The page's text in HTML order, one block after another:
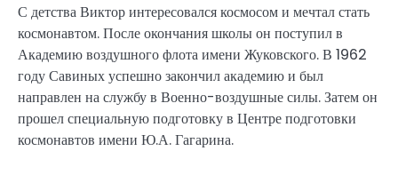
С детства Виктор интересовался космосом и мечтал стать
космонавтом. После окончания школы он поступил в
Академию воздушного флота имени Жуковского. В 1962
году Савиных успешно закончил академию и был
направлен на службу в Военно-воздушные силы. Затем он
прошел специальную подготовку в Центре подготовки
космонавтов имени Ю.А. Гагарина.